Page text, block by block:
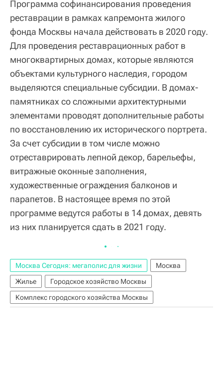
Программа софинансирования проведения
реставрации в рамках капремонта жилого
фонда Москвы начала действовать в 2020 году.
Для проведения реставрационных работ в
многоквартирных домах, которые являются
объектами культурного наследия, городом
выделяются специальные субсидии. В домах-
памятниках со сложными архитектурными
элементами проводят дополнительные работы
по восстановлению их исторического портрета.
За счет субсидии в том числе можно
отреставрировать лепной декор, барельефы,
витражные оконные заполнения,
художественные ограждения балконов и
парапетов. В настоящее время по этой
программе ведутся работы в 14 домах, девять
из них планируется сдать в 2021 году.
Москва Сегодня: мегаполис для жизни
Москва
Жилье
Городское хозяйство Москвы
Комплекс городского хозяйства Москвы